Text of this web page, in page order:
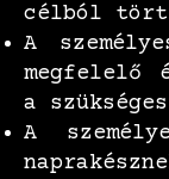
célból
A
megfelelő
a
A